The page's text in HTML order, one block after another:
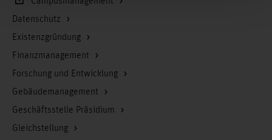
Datenschutz
Existenzgründung
Finanzmanagement
Forschung und Entwicklung
Gebäudemanagement
Geschäftsstelle Präsidium
Gleichstellung